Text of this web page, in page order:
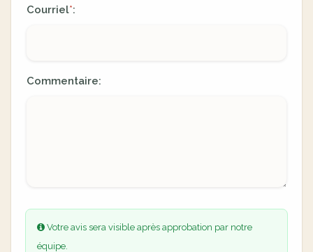
Courriel*:
Commentaire:
Votre avis sera visible après approbation par notre
équipe.